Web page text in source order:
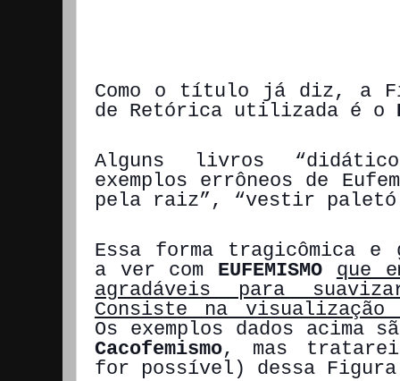
Como o título já diz, a
de Retórica utilizada é o
Alguns livros
exemplos errôneos de
pela raiz”, “vestir paletó
Essa forma tragicômica e
a ver com EUFEMISMO
que
agradáveis para
Consiste na visualização
Os exemplos dados acima
Cacofemismo, mas tratarei
for possível) dessa Figura